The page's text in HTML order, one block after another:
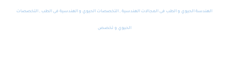
الهندسة الحيوي و الطب فى المجالات الهندسية , التخصصات الحيوي و الهندسية فى الطب , التخصصات
الحيوي و تخصص